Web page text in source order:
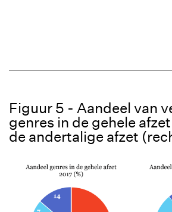
Figuur 5 - Aandeel van
genres in de gehele
de andertalige afzet